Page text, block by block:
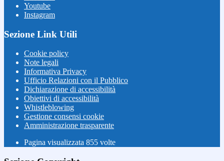
Youtube
Instagram
Sezione Link Utili
Cookie policy
Note legali
Informativa Privacy
Ufficio Relazioni con il Pubblico
Dichiarazione di accessibilità
Obiettivi di accessibilità
Whistleblowing
Gestione consensi cookie
Amministrazione trasparente
Pagina visualizzata 855 volte